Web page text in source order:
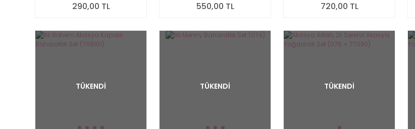
290,00 TL 550,00 TL 720,00 TL
TÜKENDİ TÜKENDİ TÜKENDİ